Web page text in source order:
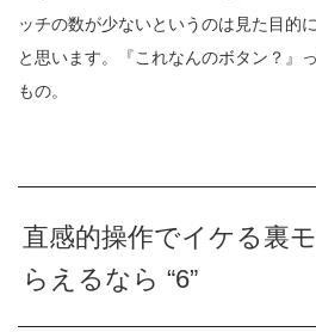
ッチの数が少ないというのは見た目的
と思います。『これなんのボタン？』
もの。
直感的操作でイケる裏
らえるなら “6”